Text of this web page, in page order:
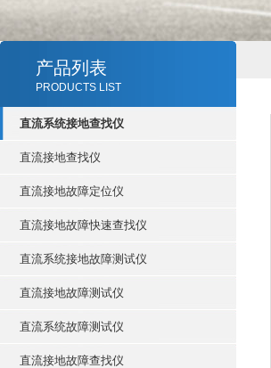
产品列表
PRODUCTS LIST
直流系统接地查找仪
直流接地查找仪
直流接地故障定位仪
直流接地故障快速查找仪
直流系统接地故障测试仪
直流接地故障测试仪
直流系统故障测试仪
直流接地故障查找仪